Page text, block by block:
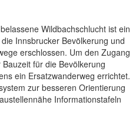
Wildbachschlucht ist ein
Innsbrucker Bevölkerung und
erschlossen. Um den Zugang
für die Bevölkerung
ein Ersatzwanderweg errichtet.
zur besseren Orientierung
Informationstafeln